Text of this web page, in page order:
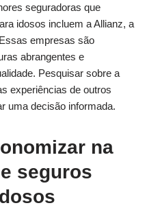
seguradoras que
idosos incluem a Allianz, a
empresas são
abrangentes e
Pesquisar sobre a
experiências de outros
uma decisão informada.
na
seguros